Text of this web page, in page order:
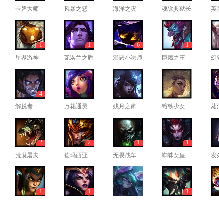
卡牌大师
风暴之怒
海洋之灾
魂锁典狱长
英
星界游神
1
瓦洛兰之盾
1
邪恶小法师
6
巨魔之王
1
幻
解脱者
4
万花通灵
残月之肃 镕铁少女 蒸
荒漠屠夫
2
德玛西亚皇子
2
无畏战车
1
蜘蛛女皇
1
发
1
1
1